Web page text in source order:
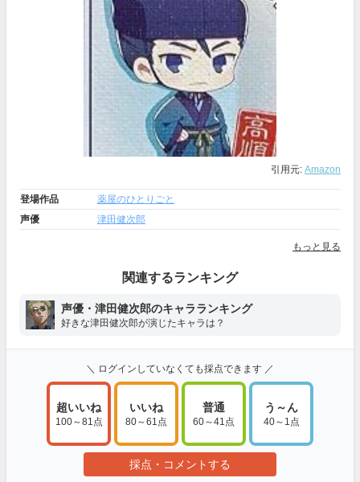
引用元: Amazon
登場作品
薬屋のひとりごと
声優
津田健次郎
もっと見る
関連するランキング
声優・津田健次郎のキャラランキング
好きな津田健次郎が演じたキャラは？
＼ ログインしていなくても採点できます ／
超いいね
100～81点
いいね
80～61点
普通
60～41点
う～ん
40～1点
採点・コメントする